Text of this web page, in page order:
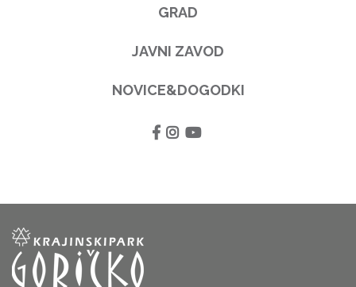
GRAD
JAVNI ZAVOD
NOVICE&DOGODKI